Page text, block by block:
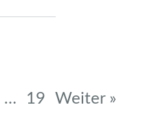
… 19 Weiter »